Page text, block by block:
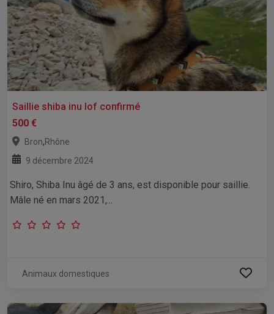
Saillie shiba inu lof confirmé
500 €
Bron,Rhône
9 décembre 2024
Shiro, Shiba Inu âgé de 3 ans, est disponible pour saillie.
Mâle né en mars 2021,...
Animaux domestiques